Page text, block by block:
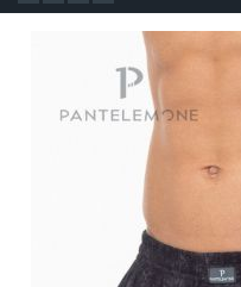
галереи
изображений
галереи
изображений